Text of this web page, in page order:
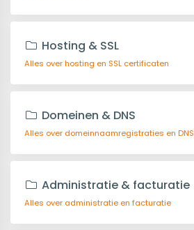
Hosting & SSL
Alles over hosting en SSL certificaten
Domeinen & DNS
Alles over domeinnaamregistraties en DNS
Administratie & facturatie
Alles over administratie en facturatie